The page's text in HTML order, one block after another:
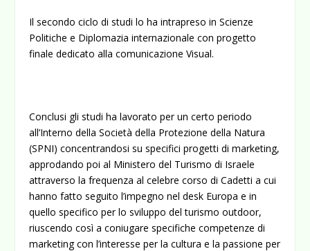
Il secondo ciclo di studi lo ha intrapreso in Scienze
Politiche e Diplomazia internazionale con progetto
finale dedicato alla comunicazione Visual.
Conclusi gli studi ha lavorato per un certo periodo
all’Interno della Società della Protezione della Natura
(SPNI) concentrandosi su specifici progetti di marketing,
approdando poi al Ministero del Turismo di Israele
attraverso la frequenza al celebre corso di Cadetti a cui
hanno fatto seguito l’impegno nel desk Europa e in
quello specifico per lo sviluppo del turismo outdoor,
riuscendo così a coniugare specifiche competenze di
marketing con l’interesse per la cultura e la passione per